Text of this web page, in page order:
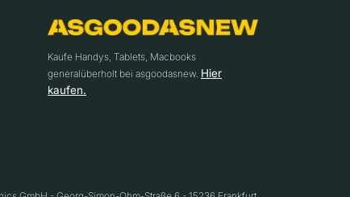
Kaufe Handys, Tablets, Macbooks
generalüberholt bei asgoodasnew. Hier
kaufen.